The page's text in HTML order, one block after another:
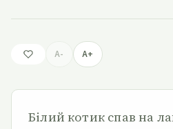
A- A+
Білий котик спав на